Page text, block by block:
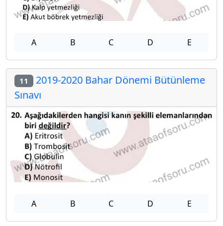
A B C D E
11 2019-2020 Bahar Dönemi Bütünleme
Sınavı
A B C D E